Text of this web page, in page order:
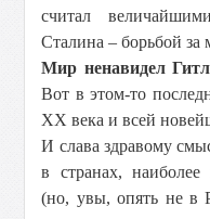
считал
Сталина – борьбой за
Мир ненавидел
Вот в этом-то
ХХ века и всей
И слава здравому
в странах,
(но, увы, опять не в